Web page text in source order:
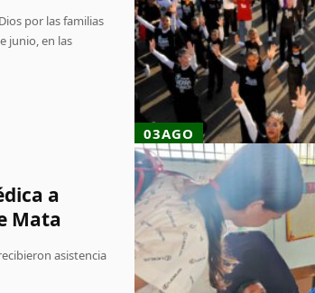
03AGO
por las familias
junio, en las
a
Mata
asistencia